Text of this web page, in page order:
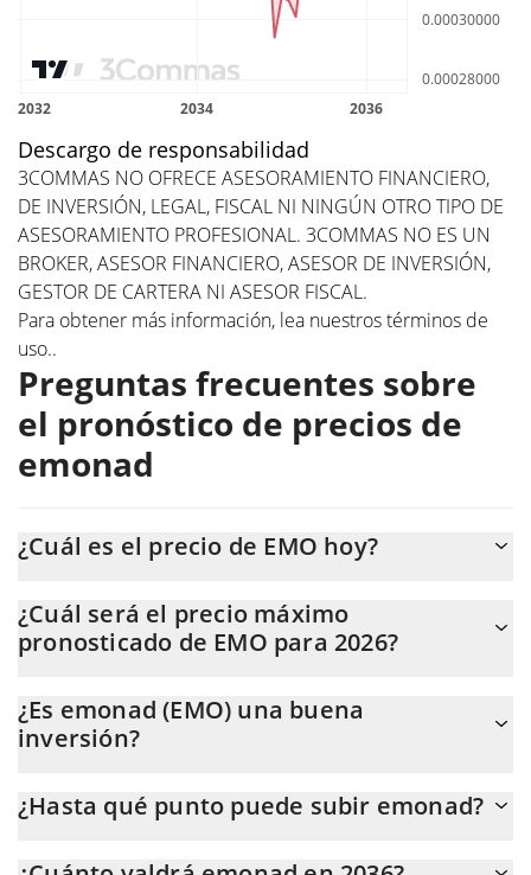
Descargo de responsabilidad
3COMMAS NO OFRECE ASESORAMIENTO FINANCIERO,
DE INVERSIÓN, LEGAL, FISCAL NI NINGÚN OTRO TIPO DE
ASESORAMIENTO PROFESIONAL. 3COMMAS NO ES UN
BROKER, ASESOR FINANCIERO, ASESOR DE INVERSIÓN,
GESTOR DE CARTERA NI ASESOR FISCAL.
Para obtener más información, lea nuestrostérminos de
uso..
Preguntas frecuentes sobre
el pronóstico de precios de
emonad
¿Cuál es el precio de EMO hoy?
capitalización de mercado de $448.762.
¿Cuál será el precio máximo
pronosticado de EMO para 2026?
$0,0003989846 a finales de 2026.
¿Es emonad (EMO) una buena
inversión?
las previsiones pueden estar equivocadas, y a menudo lo están,
invertir.
¿Hasta qué punto puede subir emonad?